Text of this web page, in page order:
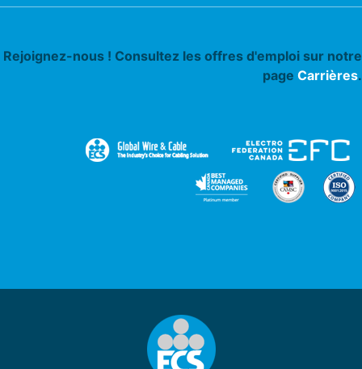
Rejoignez-nous ! Consultez les offres d'emploi sur notre
page Carrières.